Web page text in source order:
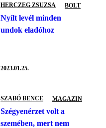
HERCZEG ZSUZSA BOLT
Nyílt levél minden
undok eladóhoz
2023.01.25.
SZABÓ BENCE MAGAZIN
Szégyenérzet volt a
szemében, mert nem